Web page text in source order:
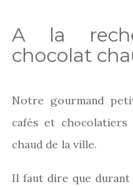
A la
chocolat
Notre gourmand
cafés et
chaud de la ville.
Il faut dire que durant